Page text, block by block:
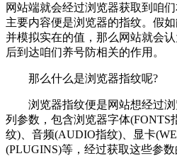
网站端就会经过浏览器获取到咱
主要内容便是浏览器的指纹。假
并模拟实在的值，那么网站就会
后到达咱们养号防相关的作用。
那么什么是浏览器指纹呢?
浏览器指纹便是网站想经过浏
列参数，包含浏览器字体(FONTS
纹)、音频(AUDIO指纹)、显卡
(PLUGINS)等，经过获取这些参